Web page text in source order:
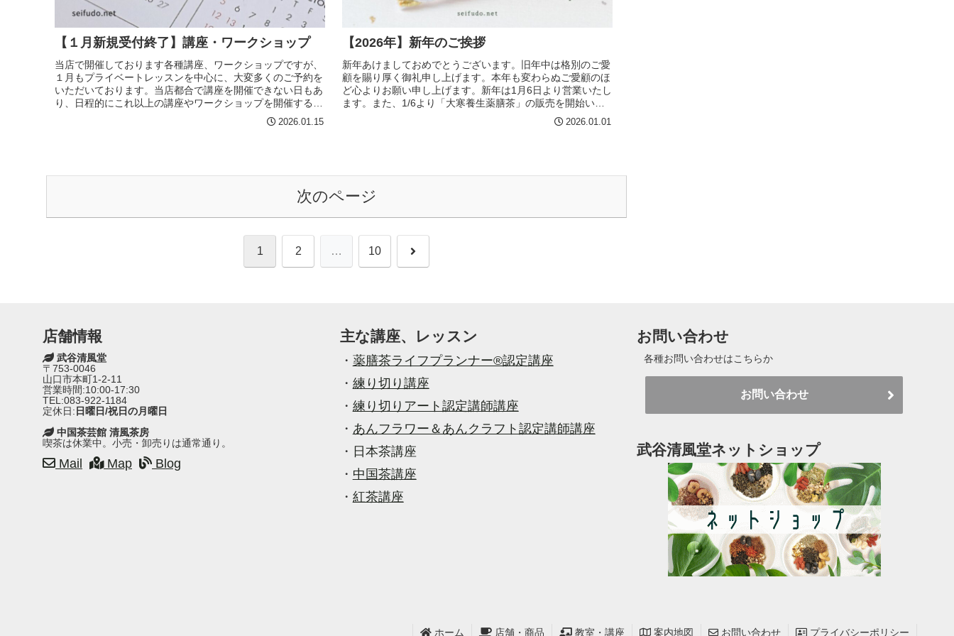
【１月新規受付終了】講座・ワークショップ
当店で開催しております各種講座、ワークショップですが、
１月もプライベートレッスンを中心に、大変多くのご予約を
いただいております。当店都合で講座を開催できない日もあ
り、日程的にこれ以上の講座やワークショップを開催するこ
2026.01.15
【2026年】新年のご挨拶
新年あけましておめでとうございます。旧年中は格別のご愛
顧を賜り厚く御礼申し上げます。本年も変わらぬご愛顧のほ
ど心よりお願い申し上げます。新年は1月6日より営業いたし
ます。また、1/6より「大寒養生薬膳茶」の販売を開始いた
2026.01.01
次のページ
1 2 … 10 次
店舗情報
武谷清風堂
〒753-0046
山口市本町1-2-11
営業時間:10:00-17:30
TEL:083-922-1184
定休日:日曜日/祝日の月曜日
中国茶芸館 清風茶房
喫茶は休業中。小売・卸売りは通常通り。
Mail Map Blog
主な講座、レッスン
・ 薬膳茶ライフプランナー®認定講座
・ 練り切り講座
・ 練り切りアート認定講師講座
・ あんフラワー＆あんクラフト認定講師講座
・ 日本茶講座
・ 中国茶講座
・ 紅茶講座
お問い合わせ
各種お問い合わせはこちらか
お問い合わせ
武谷清風堂ネットショップ
ホーム 店舗・商品 教室・講座 案内地図 お問い合わせ プライバシーポリシー